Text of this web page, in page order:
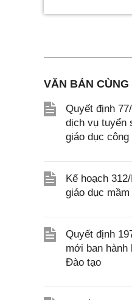
VĂN BẢN
Quyết định
dịch vụ tuyển
giáo dục
Kế hoạch
giáo dục
Quyết định
mới ban
Đào tạo